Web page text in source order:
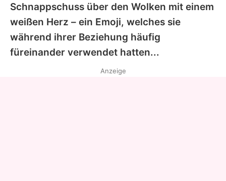
Schnappschuss über den Wolken mit einem
weißen Herz – ein Emoji, welches sie
während ihrer Beziehung häufig
füreinander verwendet hatten...
Anzeige